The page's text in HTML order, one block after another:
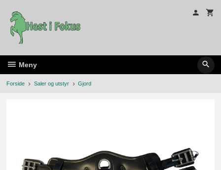
innholdet
Meny
Forside Saler og utstyr Gjord